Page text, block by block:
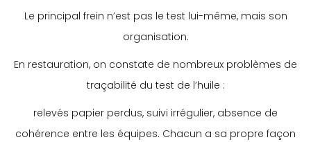
Le principal frein n’est pas le test lui-même, mais son
organisation.
En restauration, on constate de nombreux problèmes de
traçabilité du test de l’huile :
relevés papier perdus, suivi irrégulier, absence de
cohérence entre les équipes. Chacun a sa propre façon